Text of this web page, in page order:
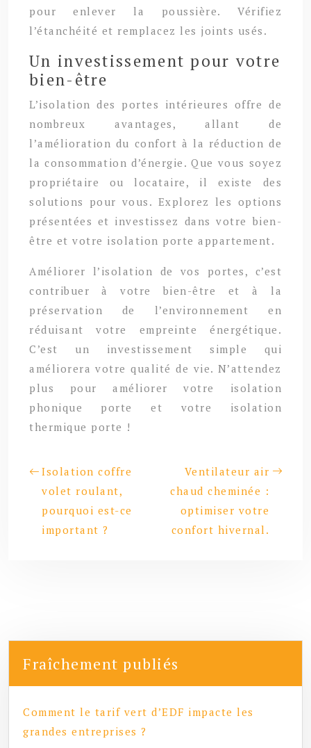
pour enlever la poussière. Vérifiez
l’étanchéité et remplacez les joints usés.
Un investissement pour votre
bien-être
L’isolation des portes intérieures offre de
nombreux avantages, allant de
l’amélioration du confort à la réduction de
la consommation d’énergie. Que vous soyez
propriétaire ou locataire, il existe des
solutions pour vous. Explorez les options
présentées et investissez dans votre bien-
être et votre isolation porte appartement.
Améliorer l’isolation de vos portes, c’est
contribuer à votre bien-être et à la
préservation de l’environnement en
réduisant votre empreinte énergétique.
C’est un investissement simple qui
améliorera votre qualité de vie. N’attendez
plus pour améliorer votre isolation
phonique porte et votre isolation
thermique porte !
Isolation coffre
volet roulant,
pourquoi est-ce
important ?
Ventilateur air
chaud cheminée :
optimiser votre
confort hivernal.
Fraîchement publiés
Comment le tarif vert d’EDF impacte les
grandes entreprises ?